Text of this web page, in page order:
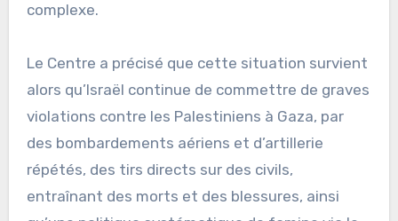
complexe.
Le Centre a précisé que cette situation survient
alors qu’Israël continue de commettre de graves
violations contre les Palestiniens à Gaza, par
des bombardements aériens et d’artillerie
répétés, des tirs directs sur des civils,
entraînant des morts et des blessures, ainsi